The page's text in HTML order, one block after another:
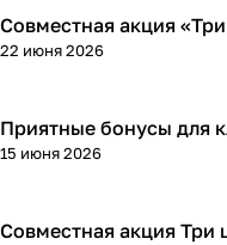
Кросс-акции
22 июня 2026
Совместная акция
Кросс-акции
15 июня 2026
Приятные бонусы для
Кросс-акции
Совместная акция Три